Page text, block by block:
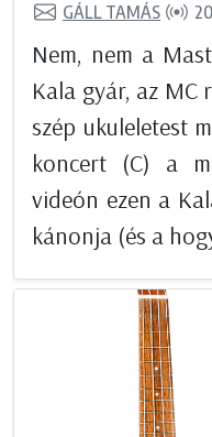
GÁLL TAMÁS
Nem, nem a
Kala gyár, az MC
szép ukuleletest
koncert (C) a
videón ezen a
kánonja (és a